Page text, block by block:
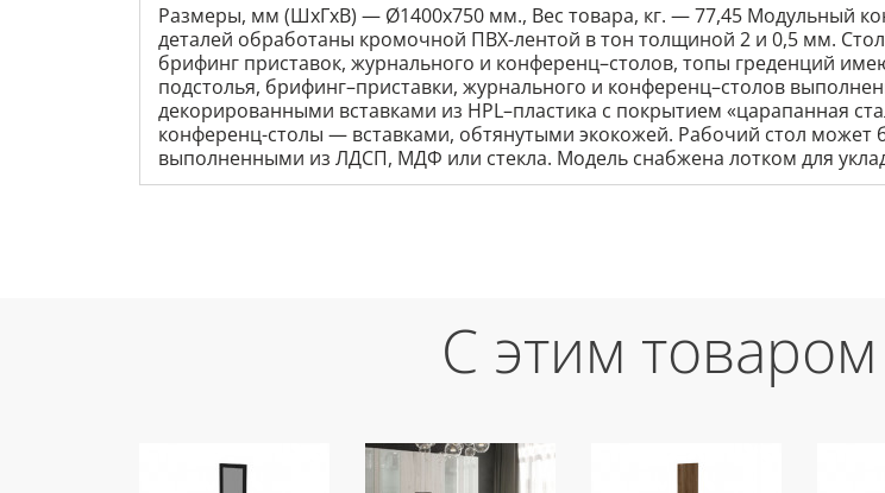
Размеры, мм (ШхГхВ) — Ø1400х750 мм., Вес товара, кг. — 77,45 Модульный
деталей обработаны кромочной ПВХ-лентой в тон толщиной 2 и 0,5 мм.
брифинг приставок, журнального и конференц–столов, топы греденций
подстолья, брифинг–приставки, журнального и конференц–столов
декорированными вставками из HPL–пластика с покрытием «царапанная
конференц-столы — вставками, обтянутыми экокожей. Рабочий стол
выполненными из ЛДСП, МДФ или стекла. Модель снабжена лотком для
С этим